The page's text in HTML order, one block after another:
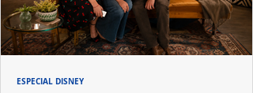
ESPECIAL DISNEY